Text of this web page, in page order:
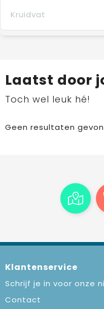
Kruidvat
Laatst door
Toch wel leuk hé!
Geen resultaten
Klantenservice
Schrijf je in voor onze
Contact